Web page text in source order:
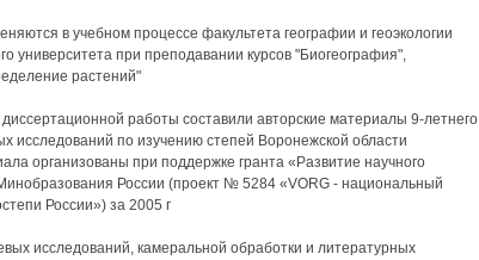
в учебном процессе факультета географии и геоэкологии
университета при преподавании курсов "Биогеография",
растений"
работы составили авторские материалы 9-летнего
исследований по изучению степей Воронежской области
организованы при поддержке гранта «Развитие научного
России (проект № 5284 «VORG - национальный
России») за 2005 г
исследований, камеральной обработки и литературных